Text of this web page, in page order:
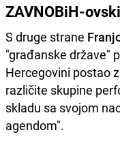
ZAVNOBiH-
S druge strane
"građanske države"
Hercegovini postao
različite skupine
skladu sa svojom
agendom".